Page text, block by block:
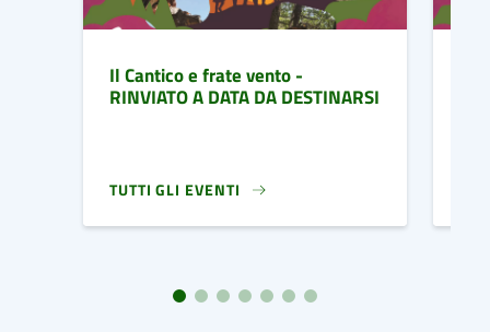
Il Cantico e frate vento -
RINVIATO A DATA DA DESTINARSI
TUTTI GLI EVENTI
IL CANTICO E FRATE VENTO - RINVIATO A DATA DA